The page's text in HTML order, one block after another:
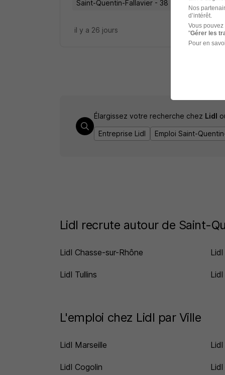
Saint-Quentin-Fallavier - 38 Alternance
il y a 26 jours
Élargissez votre recherche chez Lidl
Entreprise Lidl Emploi Saint-
Lidl recrute autour de Saint-
Lidl Chasse-sur-Rhône
Lidl Tullins
L'emploi chez Lidl par Ville
Lidl Marseille
Lidl Cogolin
Nos
d’intérêt.
Vous
"Gérer les
Pour en